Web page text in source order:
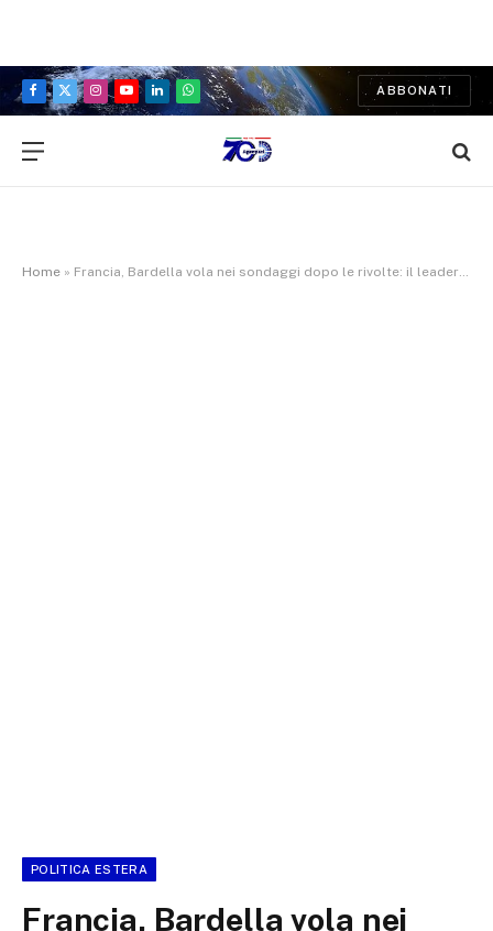
Facebook
X
Instagram
YouTubeLinkedInWhatsApp
ABBONATI
Home » Francia, Bardella vola nei sondaggi dopo le rivolte: il leader del RN raggiunge un record di popolarità
POLITICA ESTERA
Francia, Bardella vola nei